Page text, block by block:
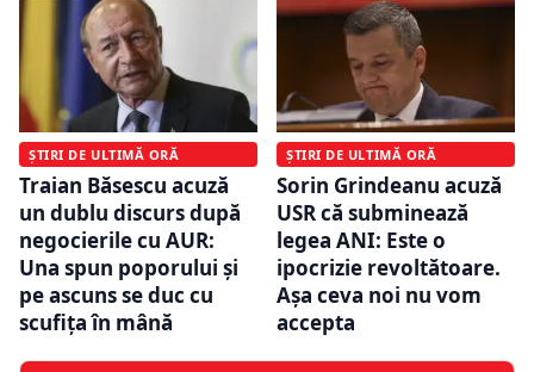
ȘTIRI DE ULTIMĂ ORĂ
Traian Băsescu acuză
un dublu discurs după
negocierile cu AUR:
Una spun poporului și
pe ascuns se duc cu
scufița în mână
ȘTIRI DE ULTIMĂ ORĂ
Sorin Grindeanu acuză
USR că subminează
legea ANI: Este o
ipocrizie revoltătoare.
Aşa ceva noi nu vom
accepta